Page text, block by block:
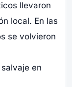
llevaron
local. En las
se volvieron
en